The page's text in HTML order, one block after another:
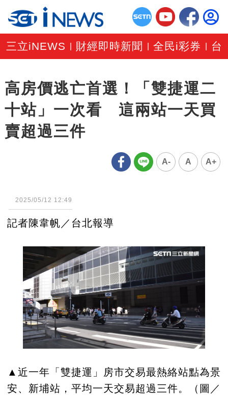
三立iNEWS 財經即時新聞 |全民i彩券 台
高房價逃亡首選！「雙捷運二
十站」一次看 這兩站一天買
賣超過三件
A- A A+
2025/05/12 12:49
記者陳韋帆／台北報導
▲近一年「雙捷運」房市交易最熱絡站點為景
安、新埔站，平均一天交易超過三件。（圖／